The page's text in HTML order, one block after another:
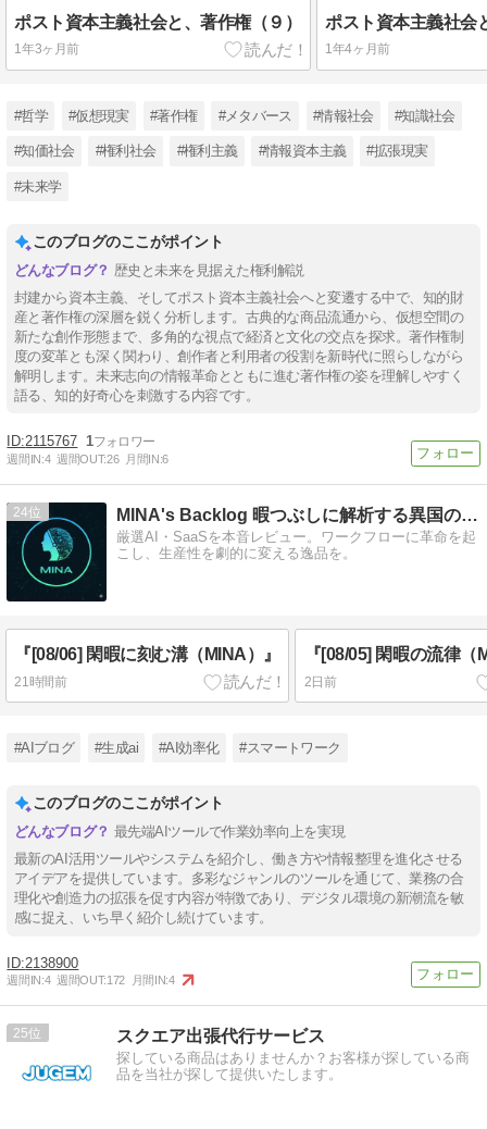
ポスト資本主義社会と、著作権（９）
1年3ヶ月前
ポスト資本主義社会
1年4ヶ月前
#哲学 #仮想現実 #著作権 #メタバース #情報社会 #知識社会
#知価社会 #権利社会 #権利主義 #情報資本主義 #拡張現実
#未来学
このブログのここがポイント
歴史と未来を見据えた権利解説
封建から資本主義、そしてポスト資本主義社会へと変遷する中で、知的財
産と著作権の深層を鋭く分析します。古典的な商品流通から、仮想空間の
新たな創作形態まで、多角的な視点で経済と文化の交点を探求。著作権制
度の変革とも深く関わり、創作者と利用者の役割を新時代に照らしながら
解明します。未来志向の情報革命とともに進む著作権の姿を理解しやすく
語る、知的好奇心を刺激する内容です。
2115767 1
週間IN:4 週間OUT:26 月間IN:6
24 MINA's Backlog 暇つぶしに解析する異国のツール
厳選AI・SaaSを本音レビュー。ワークフローに革命を起
こし、生産性を劇的に変える逸品を。
『[08/06] 閑暇に刻む溝（MINA）』
21時間前
『[08/05] 閑暇の流律（
2日前
#AIブログ #生成ai #AI効率化 #スマートワーク
このブログのここがポイント
最先端AIツールで作業効率向上を実現
最新のAI活用ツールやシステムを紹介し、働き方や情報整理を進化させる
アイデアを提供しています。多彩なジャンルのツールを通じて、業務の合
理化や創造力の拡張を促す内容が特徴であり、デジタル環境の新潮流を敏
感に捉え、いち早く紹介し続けています。
2138900
週間IN:4 週間OUT:172 月間IN:4
25 スクエア出張代行サービス
探している商品はありませんか？お客様が探している商
品を当社が探して提供いたします。